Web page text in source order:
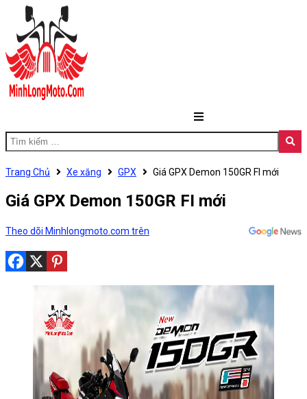
Trang Chủ Xe xăng GPX Giá GPX Demon 150GR FI mới
Giá GPX Demon 150GR FI mới
Theo dõi Minhlongmoto.com trên